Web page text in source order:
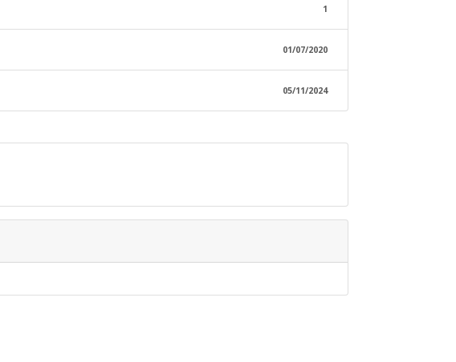
1
01/07/2020
05/11/2024